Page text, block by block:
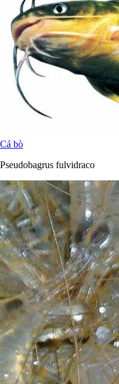
Cá bò
Pseudobagrus fulvidraco